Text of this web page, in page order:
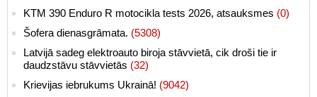
KTM 390 Enduro R motocikla tests 2026, atsauksmes (0)
Šofera dienasgrāmata. (5308)
Latvijā sadeg elektroauto biroja stāvvietā, cik droši tie ir
daudzstāvu stāvvietās (32)
Krievijas iebrukums Ukrainā! (9042)